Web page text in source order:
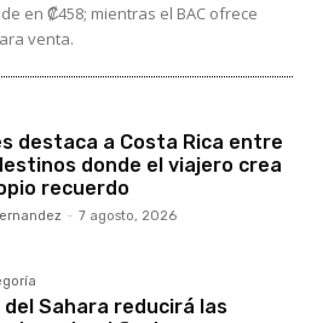
en ₡458; mientras el BAC ofrece
venta.
destaca a Costa Rica entre
donde el viajero crea
recuerdo
- 7 agosto, 2026
del Sahara reducirá las